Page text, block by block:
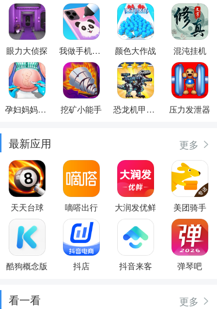
眼力大侦探 我做手机壳特好看 颜色大作战 混沌挂机
孕妇妈妈日记 挖矿小能手 恐龙机甲射手 压力发泄器
最新应用 更多
天天台球 嘀嗒出行 大润发优鲜 美团骑手
酷狗概念版 抖店 抖音来客 弹琴吧
看一看 更多